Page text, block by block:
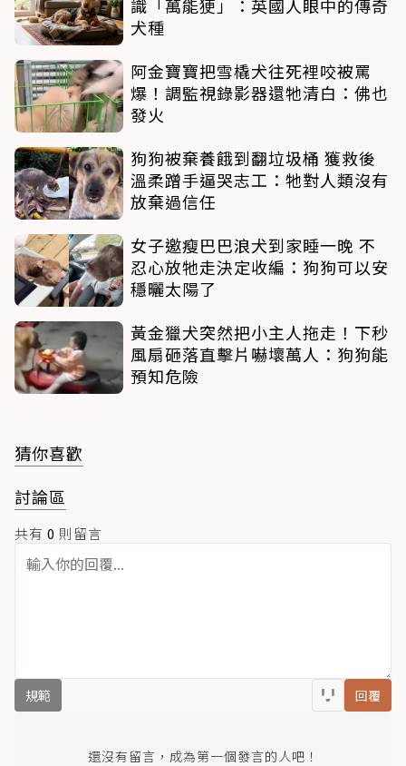
識「萬能㹴」：英國人眼中的傳奇
犬種
阿金寶寶把雪橇犬往死裡咬被罵
爆！調監視錄影器還牠清白：佛也
發火
狗狗被棄養餓到翻垃圾桶 獲救後
溫柔蹭手逼哭志工：牠對人類沒有
放棄過信任
女子邀瘦巴巴浪犬到家睡一晚 不
忍心放牠走決定收編：狗狗可以安
穩曬太陽了
黃金獵犬突然把小主人拖走！下秒
風扇砸落直擊片嚇壞萬人：狗狗能
預知危險
猜你喜歡
討論區
共有 0 則留言
規範 回覆
還沒有留言，成為第一個發言的人吧！